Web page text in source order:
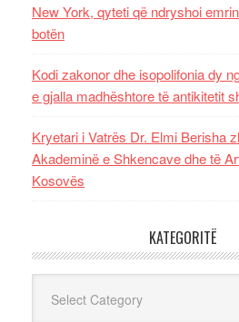
New York, qyteti që ndryshoi
botën
Kodi zakonor dhe isopolifonia dy
e gjalla madhështore të antikitetit
Kryetari i Vatrës Dr. Elmi Berisha
Akademinë e Shkencave dhe të
Kosovës
KATEGORITË